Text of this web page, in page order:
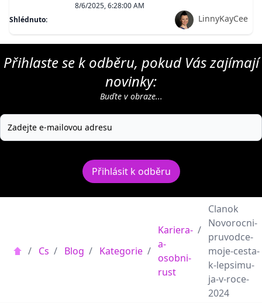
8/6/2025, 6:28:00 AM
Shlédnuto:
LinnyKayCee
Přihlaste se k odběru, pokud Vás zajímají
novinky:
Buďte v obraze...
Přihlásit k odběru
/ Cs / Blog / Kategorie /
Kariera-
a-
osobni-
rust
/
Clanok
Novorocni-
pruvodce-
moje-cesta-
k-lepsimu-
ja-v-roce-
2024